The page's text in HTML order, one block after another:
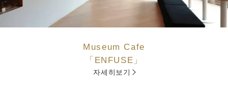
Museum Cafe
「ENFUSE」
자세히보기